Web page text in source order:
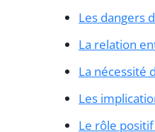
Les dangers
La relation
La nécessité
Les
Le rôle